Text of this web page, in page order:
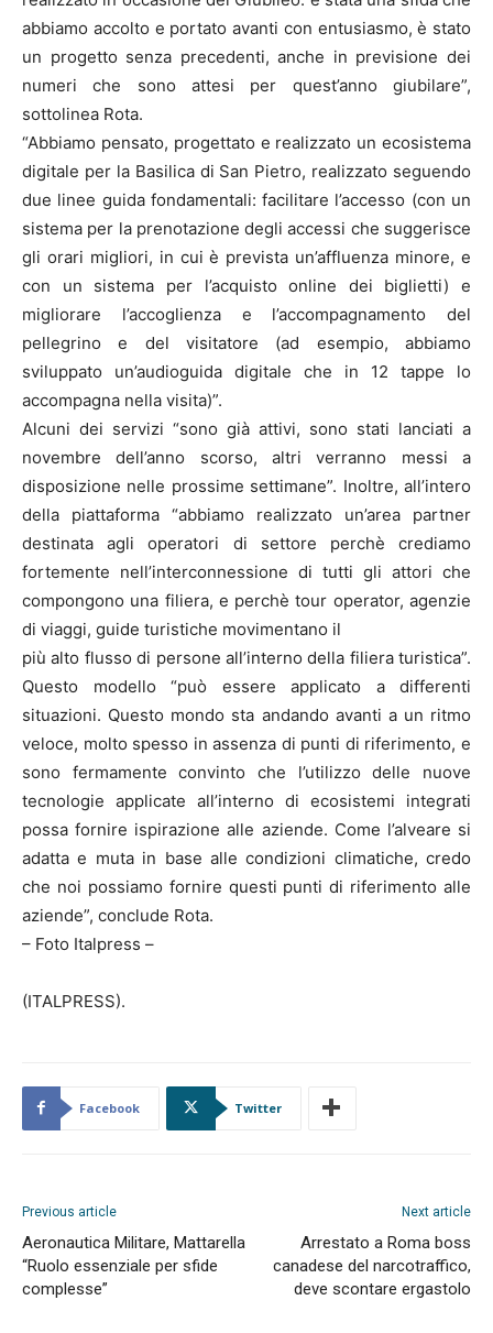
abbiamo accolto e portato avanti con entusiasmo, è stato
un progetto senza precedenti, anche in previsione dei
numeri che sono attesi per quest’anno giubilare”,
sottolinea Rota.
“Abbiamo pensato, progettato e realizzato un ecosistema
digitale per la Basilica di San Pietro, realizzato seguendo
due linee guida fondamentali: facilitare l’accesso (con un
sistema per la prenotazione degli accessi che suggerisce
gli orari migliori, in cui è prevista un’affluenza minore, e
con un sistema per l’acquisto online dei biglietti) e
migliorare l’accoglienza e l’accompagnamento del
pellegrino e del visitatore (ad esempio, abbiamo
sviluppato un’audioguida digitale che in 12 tappe lo
accompagna nella visita)”.
Alcuni dei servizi “sono già attivi, sono stati lanciati a
novembre dell’anno scorso, altri verranno messi a
disposizione nelle prossime settimane”. Inoltre, all’intero
della piattaforma “abbiamo realizzato un’area partner
destinata agli operatori di settore perchè crediamo
fortemente nell’interconnessione di tutti gli attori che
compongono una filiera, e perchè tour operator, agenzie
di viaggi, guide turistiche movimentano il
più alto flusso di persone all’interno della filiera turistica”.
Questo modello “può essere applicato a differenti
situazioni. Questo mondo sta andando avanti a un ritmo
veloce, molto spesso in assenza di punti di riferimento, e
sono fermamente convinto che l’utilizzo delle nuove
tecnologie applicate all’interno di ecosistemi integrati
possa fornire ispirazione alle aziende. Come l’alveare si
adatta e muta in base alle condizioni climatiche, credo
che noi possiamo fornire questi punti di riferimento alle
aziende”, conclude Rota.
– Foto Italpress –
(ITALPRESS).
Facebook Twitter
Previous article
Aeronautica Militare, Mattarella
“Ruolo essenziale per sfide
complesse”
Next article
Arrestato a Roma boss
canadese del narcotraffico,
deve scontare ergastolo